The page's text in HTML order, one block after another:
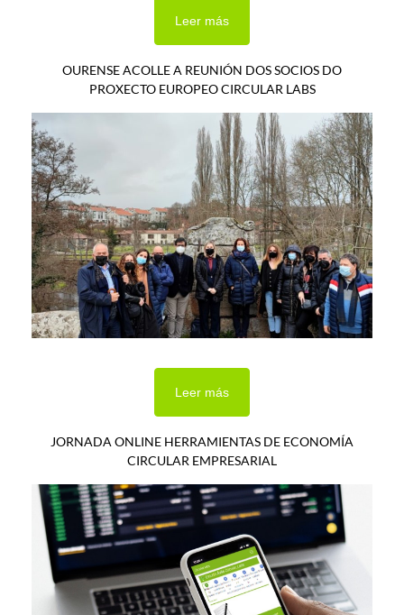
Leer más
OURENSE ACOLLE A REUNIÓN DOS SOCIOS DO
PROXECTO EUROPEO CIRCULAR LABS
Leer más
JORNADA ONLINE HERRAMIENTAS DE ECONOMÍA
CIRCULAR EMPRESARIAL